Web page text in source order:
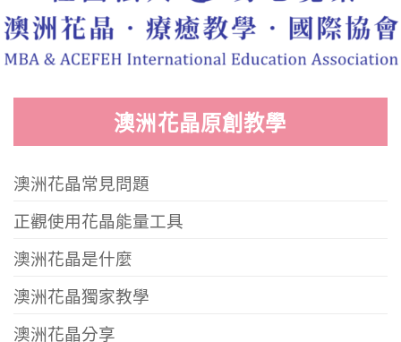
澳洲花晶原創教學
澳洲花晶常見問題
正觀使用花晶能量工具
澳洲花晶是什麼
澳洲花晶獨家教學
澳洲花晶分享